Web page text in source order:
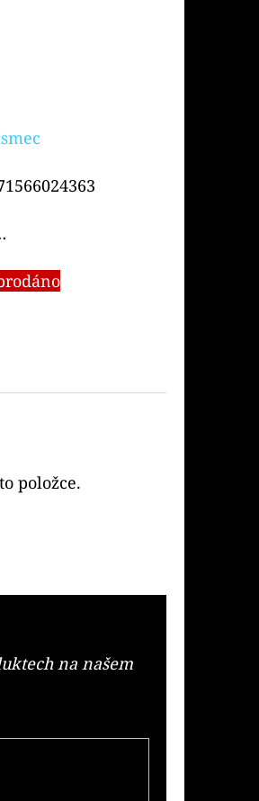
položce.
na našem